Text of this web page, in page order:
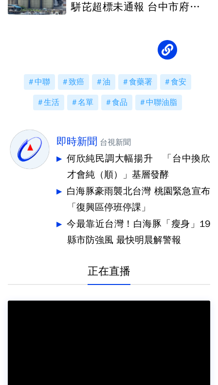
駢芘超標未通報 台中市府各重
中聯 致癌 油 食藥署 食安
生活 名單 食品 中聯油脂
即時新聞 台視新聞
何欣純民調大幅揚升 「台中換欣
才會純（順）」基層發酵
白海豚豪雨襲北台灣 桃園緊急宣布
「復興區停班停課」
今最靠近台灣！白海豚「瘦身」19
縣市防強風 最快明晨解警報
正在直播